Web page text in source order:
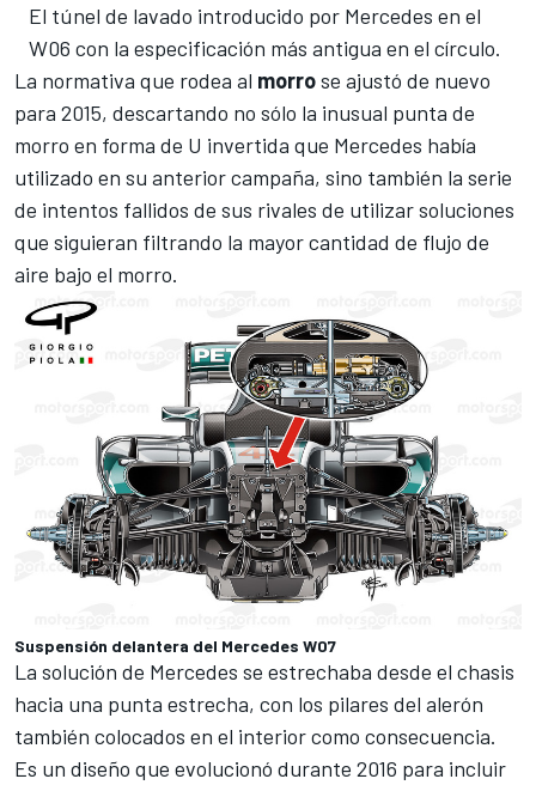
El túnel de lavado introducido por Mercedes en el
W06 con la especificación más antigua en el círculo.
La normativa que rodea al morrose ajustó de nuevo
para 2015, descartando no sólo la inusual punta de
morro en forma de U invertida que Mercedes había
utilizado en su anterior campaña, sino también la serie
de intentos fallidos de sus rivales de utilizar soluciones
que siguieran filtrando la mayor cantidad de flujo de
aire bajo el morro.
Suspensión delantera del Mercedes W07
La solución de Mercedes se estrechaba desde el chasis
hacia una punta estrecha, con los pilares del alerón
también colocados en el interior como consecuencia.
Es un diseño que evolucionó durante 2016 para incluir